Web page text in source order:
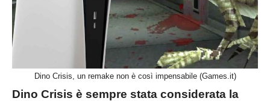
Dino Crisis, un remake non è così impensabile (Games.it)
Dino Crisis è sempre stata considerata la